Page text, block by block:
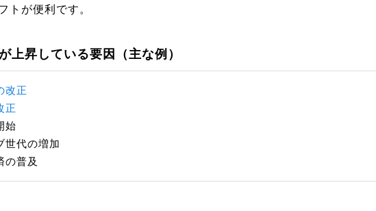
トが便利です。
上昇している要因（主な例）
改正
正
始
世代の増加
の普及